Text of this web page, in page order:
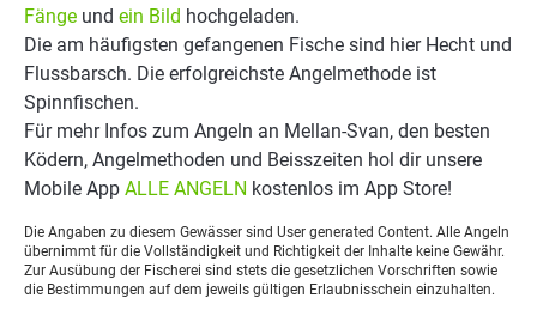
Fänge und ein Bild hochgeladen.
Die am häufigsten gefangenen Fische sind hier Hecht und
Flussbarsch. Die erfolgreichste Angelmethode ist
Spinnfischen.
Für mehr Infos zum Angeln an Mellan-Svan, den besten
Ködern, Angelmethoden und Beisszeiten hol dir unsere
Mobile App ALLE ANGELN kostenlos im App Store!
Die Angaben zu diesem Gewässer sind User generated Content. Alle Angeln
übernimmt für die Vollständigkeit und Richtigkeit der Inhalte keine Gewähr.
Zur Ausübung der Fischerei sind stets die gesetzlichen Vorschriften sowie
die Bestimmungen auf dem jeweils gültigen Erlaubnisschein einzuhalten.